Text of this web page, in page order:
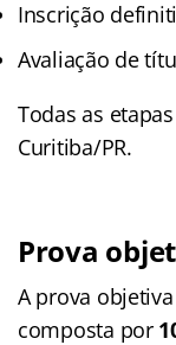
Inscrição
Avaliação de
Todas as
Curitiba/PR.
Prova
A prova
composta por